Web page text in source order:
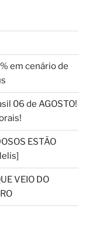
em cenário de
06 de AGOSTO!
ESTÃO
VEIO DO